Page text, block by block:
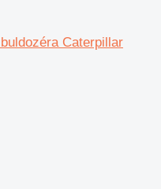
Caterpillar